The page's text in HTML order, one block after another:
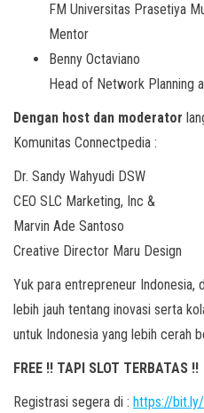
FM Universitas Prasetiya
Mentor
Benny Octaviano
Head of Network Planning
Dengan host dan moderator
Komunitas Connectpedia :
Dr. Sandy Wahyudi DSW
CEO SLC Marketing, Inc &
Marvin Ade Santoso
Creative Director Maru Design
Yuk para entrepreneur Indonesia,
lebih jauh tentang inovasi serta
untuk Indonesia yang lebih cerah
FREE !! TAPI SLOT TERBATAS !!
Registrasi segera di : https://